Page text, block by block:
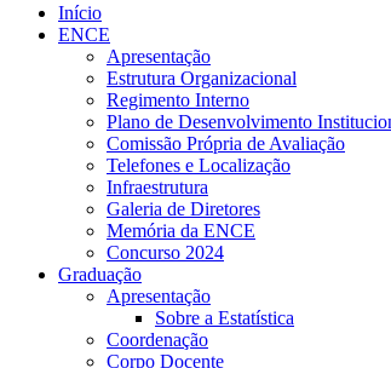
Início
ENCE
Apresentação
Estrutura Organizacional
Regimento Interno
Plano de Desenvolvimento
Comissão Própria de Avaliação
Telefones e Localização
Infraestrutura
Galeria de Diretores
Memória da ENCE
Concurso 2024
Graduação
Apresentação
Sobre a Estatística
Coordenação
Corpo Docente